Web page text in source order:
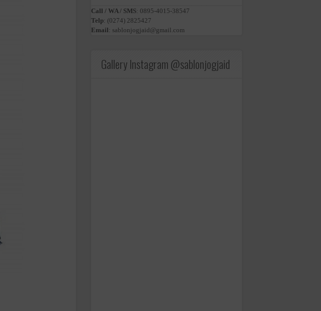
Call / WA / SMS: 0895-4015-38547
Telp: (0274) 2825427
Email: sablonjogjaid@gmail.com
Gallery Instagram @sablonjogjaid